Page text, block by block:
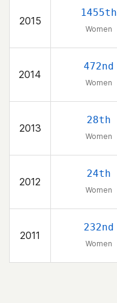
2015
1455th
Women
2014
472nd
Women
2013
28th
Women
2012
24th
Women
2011
232nd
Women